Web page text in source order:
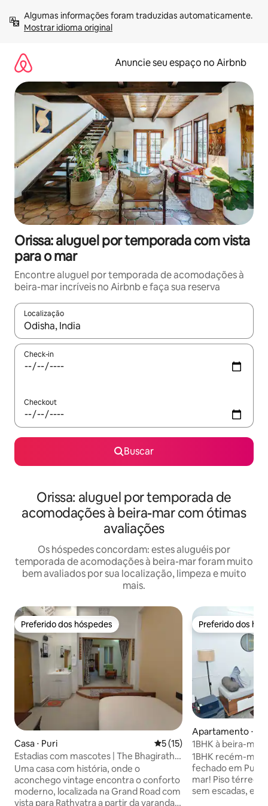
para
Mostrar idioma original
Anuncie seu espaço no Airbnb
Orissa: aluguel por temporada com vista
para o mar
Encontre aluguel por temporada de acomodações à
beira-mar incríveis no Airbnb e faça sua reserva
Localização
Quando os resultados estiverem disponíveis, explore-os
Check-in
Checkout
Buscar
Orissa: aluguel por temporada de
acomodações à beira-mar com ótimas
avaliações
Os hóspedes concordam: estes aluguéis por
temporada de acomodações à beira-mar foram muito
bem avaliados por sua localização, limpeza e muito
mais.
Preferido dos hóspedes
Preferido dos hóspedes
Casa ⋅ Puri 5 de uma avaliação média
5 (15)
Estadias com mascotes | The Bhagirathi
{A Legacy Home}
Uma casa com história, onde o
aconchego vintage encontra o conforto
moderno, localizada na Grand Road com
vista para Rathyatra a partir da varanda
Preferido dos
Preferido dos
Apartamento ⋅
1BHK à beira-mar
de um templo
1BHK recém-
fechado em Puri,
mar! Piso térreo
sem escadas,